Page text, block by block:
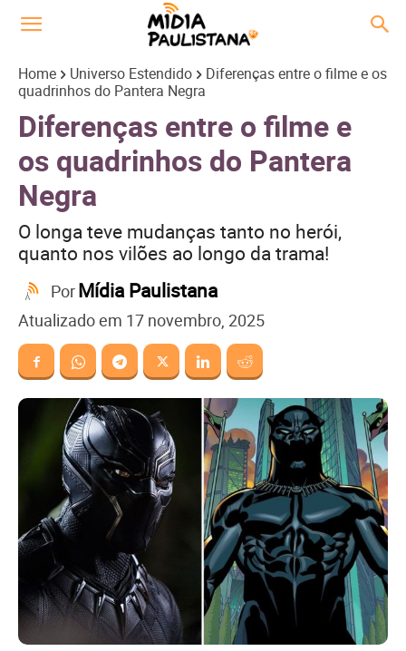
Home Universo Estendido
Diferenças entre o filme e os
quadrinhos do Pantera Negra
Diferenças entre o filme e
os quadrinhos do Pantera
Negra
O longa teve mudanças tanto no herói,
quanto nos vilões ao longo da trama!
PorMídia Paulistana
Atualizado em 17 novembro, 2025